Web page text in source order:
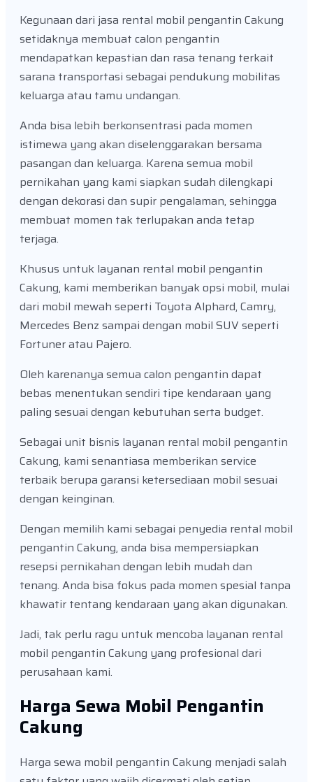
Kegunaan dari jasa rental mobil pengantin Cakung
setidaknya membuat calon pengantin
mendapatkan kepastian dan rasa tenang terkait
sarana transportasi sebagai pendukung mobilitas
keluarga atau tamu undangan.
Anda bisa lebih berkonsentrasi pada momen
istimewa yang akan diselenggarakan bersama
pasangan dan keluarga. Karena semua mobil
pernikahan yang kami siapkan sudah dilengkapi
dengan dekorasi dan supir pengalaman, sehingga
membuat momen tak terlupakan anda tetap
terjaga.
Khusus untuk layanan rental mobil pengantin
Cakung, kami memberikan banyak opsi mobil, mulai
dari mobil mewah seperti Toyota Alphard, Camry,
Mercedes Benz sampai dengan mobil SUV seperti
Fortuner atau Pajero.
Oleh karenanya semua calon pengantin dapat
bebas menentukan sendiri tipe kendaraan yang
paling sesuai dengan kebutuhan serta budget.
Sebagai unit bisnis layanan rental mobil pengantin
Cakung, kami senantiasa memberikan service
terbaik berupa garansi ketersediaan mobil sesuai
dengan keinginan.
Dengan memilih kami sebagai penyedia rental mobil
pengantin Cakung, anda bisa mempersiapkan
resepsi pernikahan dengan lebih mudah dan
tenang. Anda bisa fokus pada momen spesial tanpa
khawatir tentang kendaraan yang akan digunakan.
Jadi, tak perlu ragu untuk mencoba layanan rental
mobil pengantin Cakung yang profesional dari
perusahaan kami.
Harga Sewa Mobil Pengantin
Cakung
Harga sewa mobil pengantin Cakung menjadi salah